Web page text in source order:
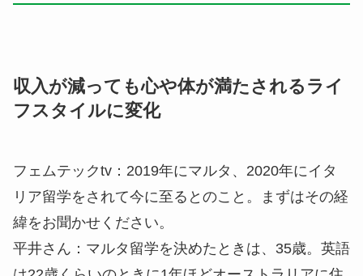
収入が減っても心や体が満たされるライ
フスタイルに変化
フェムテックtv： 2019年にマルタ、2020年にイタ
リア留学をされて今に至るとのこと。まずはその経
緯をお聞かせください。
平井さん： マルタ留学を決めたときは、35歳。英語